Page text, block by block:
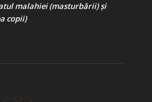
malahiei (masturbării) şi
copii)